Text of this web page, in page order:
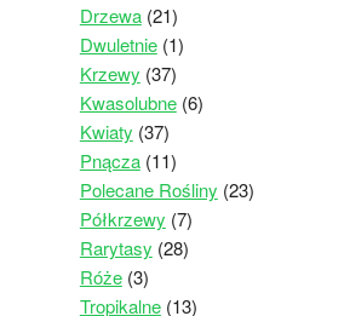
Drzewa(21)
Dwuletnie(1)
Krzewy (37)
Kwasolubne(6)
Kwiaty (37)
Pnącza(11)
Polecane Rośliny (23)
Półkrzewy (7)
Rarytasy (28)
Róże(3)
Tropikalne(13)